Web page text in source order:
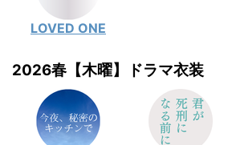
LOVED ONE
2026春【木曜】ドラマ衣装